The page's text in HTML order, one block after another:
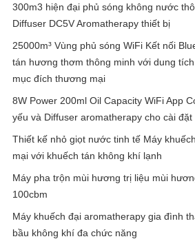
300m3 hiện đại phủ sóng không nước
Diffuser DC5V Aromatherapy thiết bị
25000m³ Vùng phủ sóng WiFi Kết nối
tán hương thơm thông minh với dung
mục đích thương mại
8W Power 200ml Oil Capacity WiFi App
yếu và Diffuser aromatherapy cho cài đặt
Thiết kế nhỏ giọt nước tinh tế Máy
mại với khuếch tán không khí lạnh
Máy pha trộn mùi hương trị liệu mùi
100cbm
Máy khuếch đại aromatherapy gia đình
bầu không khí đa chức năng